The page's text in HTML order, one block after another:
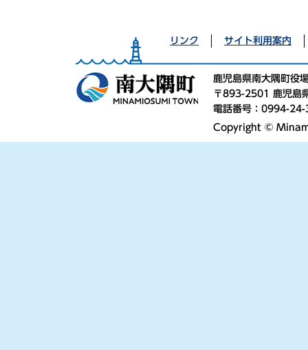
リンク サイト利用案内
鹿児島県南大隅町役
〒893-2501 鹿児島
電話番号：0994-
Copyright ©